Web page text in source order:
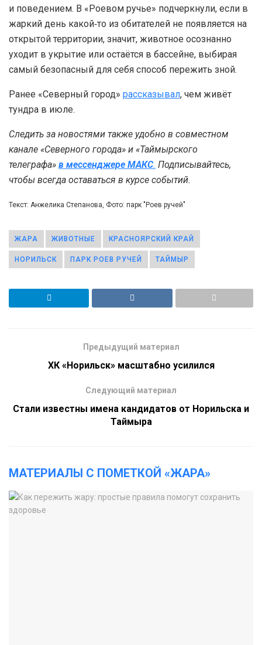
и поведением. В «Роевом ручье» подчеркнули, если в
жаркий день какой‑то из обитателей не появляется на
открытой территории, значит, животное осознанно
уходит в укрытие или остаётся в бассейне, выбирая
самый безопасный для себя способ пережить зной.
Ранее «Северный город» рассказывал, чем живёт
тундра в июле.
Следить за новостями также удобно в совместном
канале «Северного города» и «Таймырского
телеграфа» в мессенджере MAКС. Подписывайтесь,
чтобы всегда оставаться в курсе событий.
Текст: Анжелика Степанова, Фото: парк "Роев ручей"
ЖАРА ЖИВОТНЫЕ КРАСНОЯРСКИЙ КРАЙ
НОРИЛЬСК ПАРК РОЕВ РУЧЕЙ ТАЙМЫР
Предыдущий материал
ХК «Норильск» масштабно усилился
Следующий материал
Стали известны имена кандидатов от Норильска и
Таймыра
МАТЕРИАЛЫ С ПОМЕТКОЙ «ЖАРА»